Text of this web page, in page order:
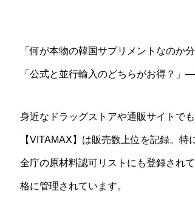
「何が本物の韓国サプリメントなのか
「公式と並行輸入のどちらがお得？」
身近なドラッグストアや通販サイトで
【VITAMAX】は販売数上位を記録。
全庁の原材料認可リストにも登録され
格に管理されています。